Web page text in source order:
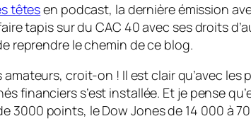
têtesen podcast, la dernière émission
tapis sur du CAC 40 avec ses droits
reprendre le chemin de ce blog.
amateurs, croit-on ! Il est clair qu’avec
financiers s’est installée. Et je pense
3000 points, le Dow Jones de 14 000 à